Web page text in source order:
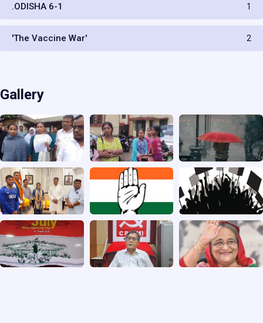
.ODISHA 6-1 1
'The Vaccine War' 2
Gallery